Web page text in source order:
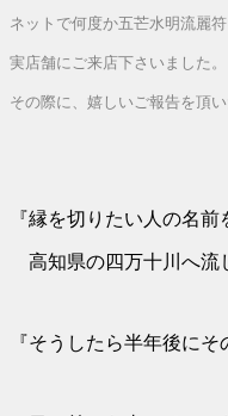
ネットで何度か五芒水明流麗
実店舗にご来店下さいました。
その際に、嬉しいご報告を頂
『縁を切りたい人の名
高知県の四万十川へ流
『そうしたら半年後に